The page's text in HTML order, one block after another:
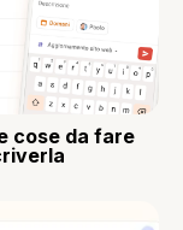
cose da fare